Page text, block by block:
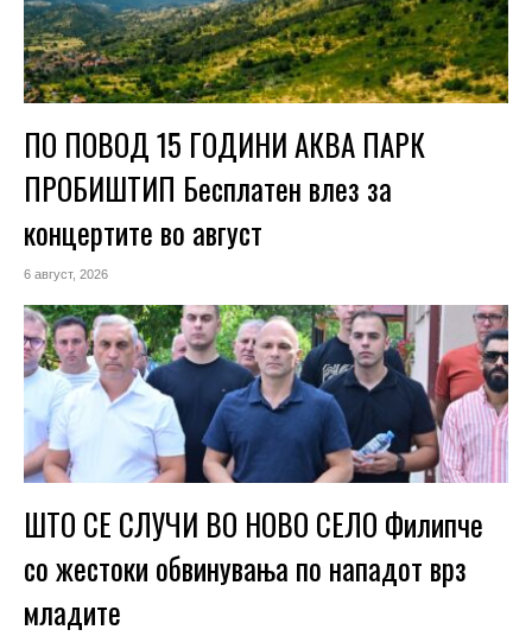
ПО ПОВОД 15 ГОДИНИ АКВА ПАРК
ПРОБИШТИП Бесплатен влез за
концертите во август
6 август, 2026
ШТО СЕ СЛУЧИ ВО НОВО СЕЛО Филипче
со жестоки обвинувања по нападот врз
младите